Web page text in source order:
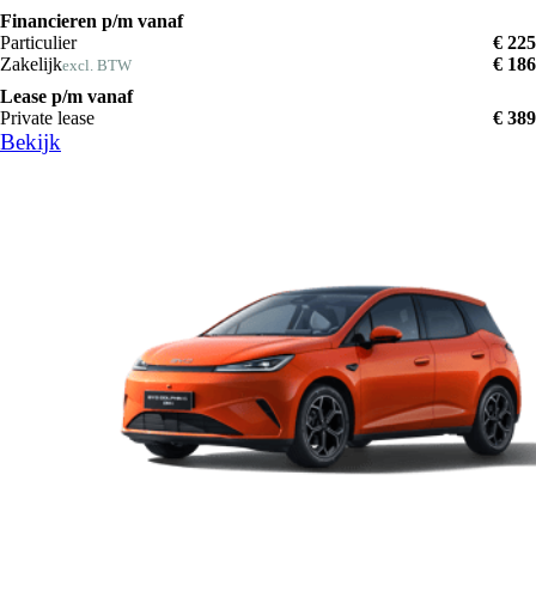
Financieren p/m vanaf
Particulier
€ 225
Zakelijkexcl. BTW
€ 186
Lease p/m vanaf
Private lease
€ 389
Bekijk